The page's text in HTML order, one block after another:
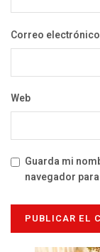
Correo electrónico
Web
Guarda mi
navegador